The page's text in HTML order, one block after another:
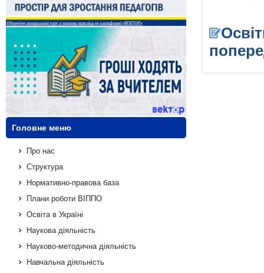
Головне меню
Про нас
Структура
Нормативно-правова база
Плани роботи ВІППО
Освіта в Україні
Наукова діяльність
Науково-методична діяльність
Навчальна діяльність